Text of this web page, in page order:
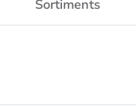
Sortiments